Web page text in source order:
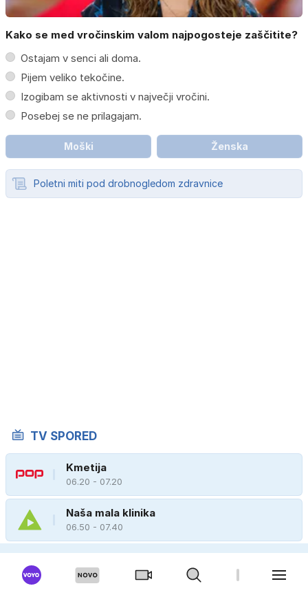
Kako se med vročinskim valom najpogosteje zaščitite?
Ostajam v senci ali doma.
Pijem veliko tekočine.
Izogibam se aktivnosti v največji vročini.
Posebej se ne prilagajam.
Moški Ženska
Poletni miti pod drobnogledom zdravnice
TV SPORED
Kmetija
06.20 - 07.20
Naša mala klinika
06.50 - 07.40
06.35 - 08.15